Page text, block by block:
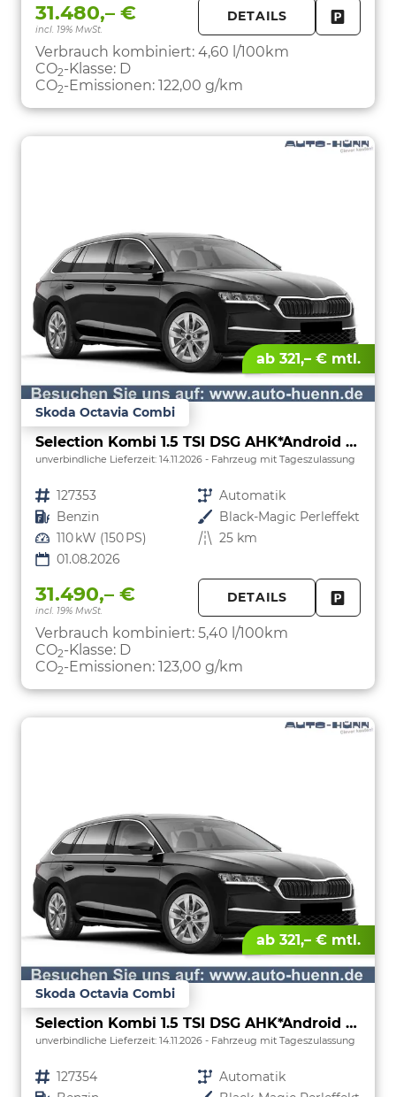
31.480,– €
incl. 19% MwSt.
DETAILS
Verbrauch kombiniert: 4,60 l/100km
CO2-Klasse: D
CO2-Emissionen: 122,00 g/km
ab 321,– € mtl.
Skoda Octavia Combi
Selection Kombi 1.5 TSI DSG AHK*Android Auto*ACC*SHZ*E-Heck*Keyless*Kamera*2Z Klimaauto
unverbindliche Lieferzeit: 14.11.2026 Fahrzeug mit Tageszulassung
Fahrzeugnr. 127353 Getriebe Automatik
Kraftstoff Benzin Außenfarbe Black-Magic Perleffekt
Leistung 110 kW (150 PS) Kilometerstand 25 km
01.08.2026
31.490,– €
incl. 19% MwSt.
DETAILS
Verbrauch kombiniert: 5,40 l/100km
CO2-Klasse: D
CO2-Emissionen: 123,00 g/km
ab 321,– € mtl.
Skoda Octavia Combi
Selection Kombi 1.5 TSI DSG AHK*Android Auto*ACC*SHZ*E-Heck*Keyless*Kamera*2Z Klimaauto
unverbindliche Lieferzeit: 14.11.2026 Fahrzeug mit Tageszulassung
Fahrzeugnr. 127354 Getriebe Automatik